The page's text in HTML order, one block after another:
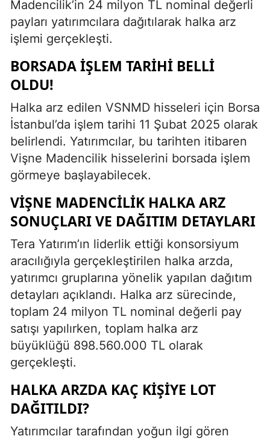
Madencilik’in 24 milyon TL nominal değerli
payları yatırımcılara dağıtılarak halka arz
işlemi gerçekleşti.
BORSADA İŞLEM TARIHI BELLI
OLDU!
Halka arz edilen VSNMD hisseleri için Borsa
İstanbul’da işlem tarihi 11 Şubat 2025 olarak
belirlendi. Yatırımcılar, bu tarihten itibaren
Vişne Madencilik hisselerini borsada işlem
görmeye başlayabilecek.
VIŞNE MADENCILIK HALKA ARZ
SONUÇLARI VE DAĞITIM DETAYLARI
Tera Yatırım’ın liderlik ettiği konsorsiyum
aracılığıyla gerçekleştirilen halka arzda,
yatırımcı gruplarına yönelik yapılan dağıtım
detayları açıklandı. Halka arz sürecinde,
toplam 24 milyon TL nominal değerli pay
satışı yapılırken, toplam halka arz
büyüklüğü 898.560.000 TL olarak
gerçekleşti.
HALKA ARZDA KAÇ KIŞIYE LOT
DAĞITILDI?
Yatırımcılar tarafından yoğun ilgi gören